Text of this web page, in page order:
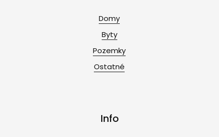
Domy
Byty
Pozemky
Ostatné
Info